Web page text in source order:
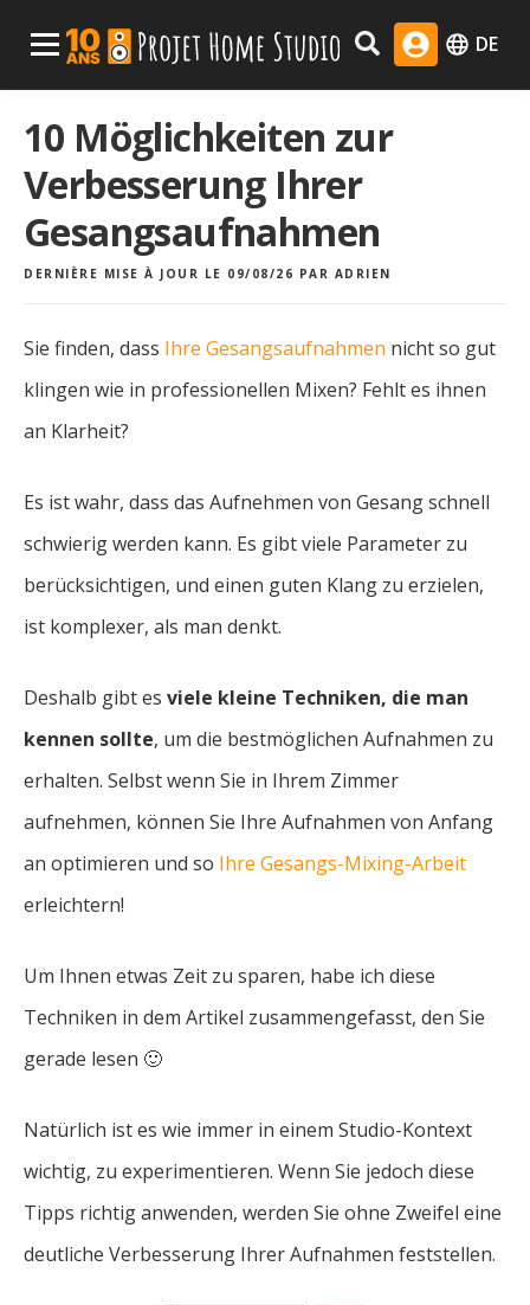
Menu Principal DE
10 Möglichkeiten zur
Verbesserung Ihrer
Gesangsaufnahmen
DERNIÈRE MISE À JOUR LE 09/08/26 PAR ADRIEN
Sie finden, dass Ihre Gesangsaufnahmen nicht so gut
klingen wie in professionellen Mixen? Fehlt es ihnen
an Klarheit?
Es ist wahr, dass das Aufnehmen von Gesang schnell
schwierig werden kann. Es gibt viele Parameter zu
berücksichtigen, und einen guten Klang zu erzielen,
ist komplexer, als man denkt.
Deshalb gibt es viele kleine Techniken, die man
kennen sollte, um die bestmöglichen Aufnahmen zu
erhalten. Selbst wenn Sie in Ihrem Zimmer
aufnehmen, können Sie Ihre Aufnahmen von Anfang
an optimieren und so Ihre Gesangs-Mixing-Arbeit
erleichtern!
Um Ihnen etwas Zeit zu sparen, habe ich diese
Techniken in dem Artikel zusammengefasst, den Sie
gerade lesen 🙂
Natürlich ist es wie immer in einem Studio-Kontext
wichtig, zu experimentieren. Wenn Sie jedoch diese
Tipps richtig anwenden, werden Sie ohne Zweifel eine
deutliche Verbesserung Ihrer Aufnahmen feststellen.